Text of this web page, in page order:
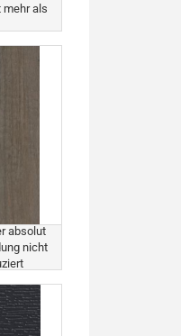
als
absolut
nicht